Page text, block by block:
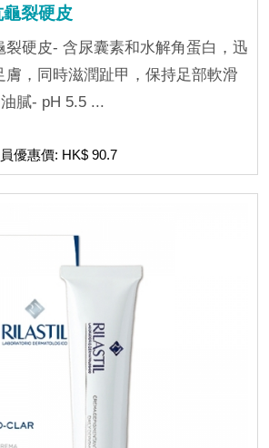
裂硬皮
裂硬皮- 含尿囊素和水解角蛋白，迅
膚，同時滋潤趾甲，保持足部軟滑
膩- pH 5.5 ...
優惠價: HK$ 90.7